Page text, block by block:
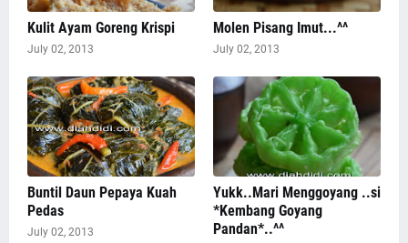
Kulit Ayam Goreng Krispi
July 02, 2013
Molen Pisang Imut...^^
July 02, 2013
Buntil Daun Pepaya Kuah
Pedas
July 02, 2013
Yukk..Mari Menggoyang ..si
*Kembang Goyang
Pandan*..^^